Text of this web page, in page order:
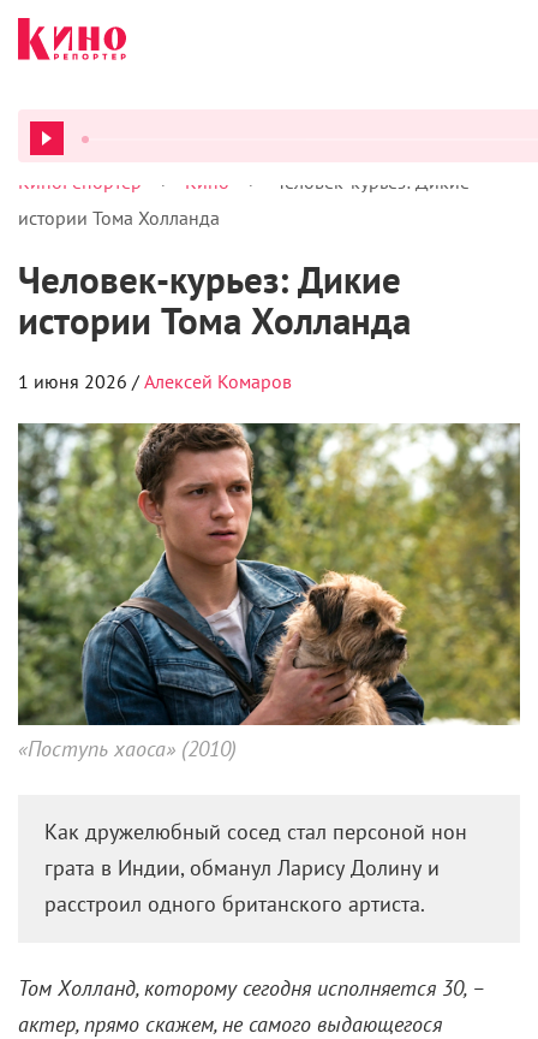
ВСЕ
КиноРепортер > Кино >
Человек-курьез: Дикие
истории Тома Холланда
Человек-курьез: Дикие
истории Тома Холланда
1 июня 2026 / Алексей Комаров
«Поступь хаоса» (2010)
Как дружелюбный сосед стал персоной нон
грата в Индии, обманул Ларису Долину и
расстроил одного британского артиста.
Том Холланд, которому сегодня исполняется 30, –
актер, прямо скажем, не самого выдающегося